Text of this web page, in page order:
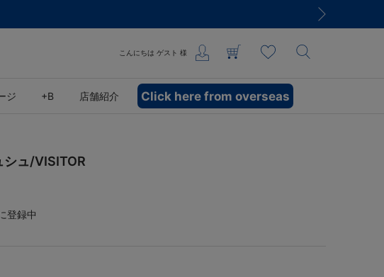
こんにちは ゲスト 様
ジ +B 店舗紹介 Click here from overseas
シュ/VISITOR
登録中